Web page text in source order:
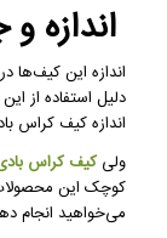
اندازه این کیف‌ها
دلیل استفاده از
اندازه کیف کراس
ولیکیف کراس بادی
کوچک این محصولات
می‌خواهید انجام